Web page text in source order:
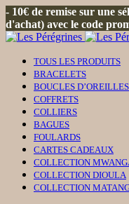
- 10€ de remise sur une
d'achat) avec le code
TOUS LES PRODUITS
BRACELETS
BOUCLES D’OREILLES
COFFRETS
COLLIERS
BAGUES
FOULARDS
CARTES CADEAUX
COLLECTION
COLLECTION DIOULA
COLLECTION